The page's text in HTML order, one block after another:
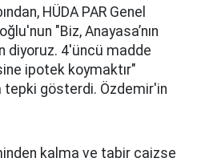
HÜDA PAR Genel
"Biz, Anayasa’nın
diyoruz. 4'üncü madde
ipotek koymaktır"
tepki gösterdi. Özdemir'in
kalma ve tabir caizse